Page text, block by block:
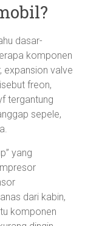
dasar-
komponen
expansion valve
freon,
tergantung
sepele,
yang
dari kabin,
komponen